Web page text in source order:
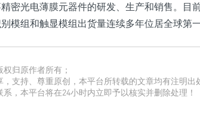
密光电薄膜元器件的研发、生产和销售。目
模组和触显模组出货量连续多年位居全球第一
归原作者所有；
支持、尊重原创，本平台所转载的文章均有注明出
，本平台将在24小时内立即予以核实并删除处理！